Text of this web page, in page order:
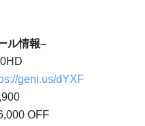
ル情報–
geni.us/dYXF
OFF